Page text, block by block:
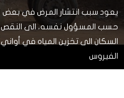
يعود سبب انتشار المرض في بعض
حسب المسؤول نفسه، الى النقص
السكان الى تخزين المياه في
الفيروس